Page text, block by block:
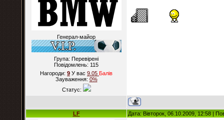
Генерал-майор
Група: Перевірені
Повідомлень: 115
Нагороди: 9 У вас 9.05 Балiв
Зауваження: 0%
Статус:
LF Дата: Вівторок, 06.10.2009, 12:58 |